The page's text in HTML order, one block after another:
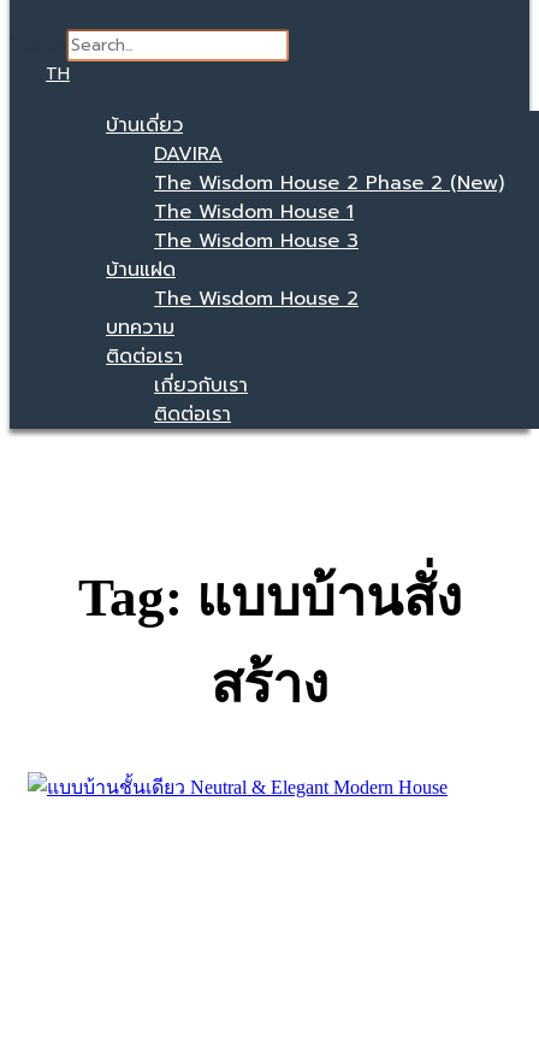
TH
บ้านเดี่ยว
DAVIRA
The Wisdom House 2 Phase 2 (New)
The Wisdom House 1
The Wisdom House 3
บ้านแฝด
The Wisdom House 2
บทความ
ติดต่อเรา
เกี่ยวกับเรา
ติดต่อเรา
Tag: แบบบ้านสั่ง
สร้าง